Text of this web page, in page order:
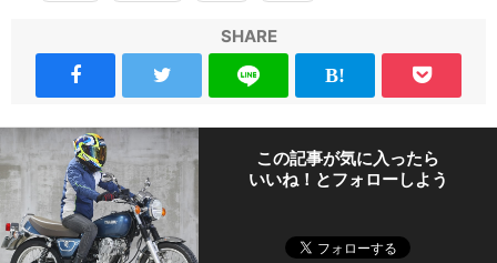
SHARE
この記事が気に入ったら
いいね！とフォローしよう